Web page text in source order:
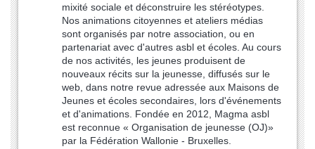
mixité sociale et déconstruire les stéréotypes.
Nos animations citoyennes et ateliers médias
sont organisés par notre association, ou en
partenariat avec d'autres asbl et écoles. Au cours
de nos activités, les jeunes produisent de
nouveaux récits sur la jeunesse, diffusés sur le
web, dans notre revue adressée aux Maisons de
Jeunes et écoles secondaires, lors d'événements
et d'animations. Fondée en 2012, Magma asbl
est reconnue « Organisation de jeunesse (OJ)»
par la Fédération Wallonie - Bruxelles.